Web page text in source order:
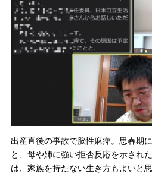
出産直後の事故で脳性麻痺。思春期
と、母や姉に強い拒否反応を示され
は、家族を持たない生き方もよいと